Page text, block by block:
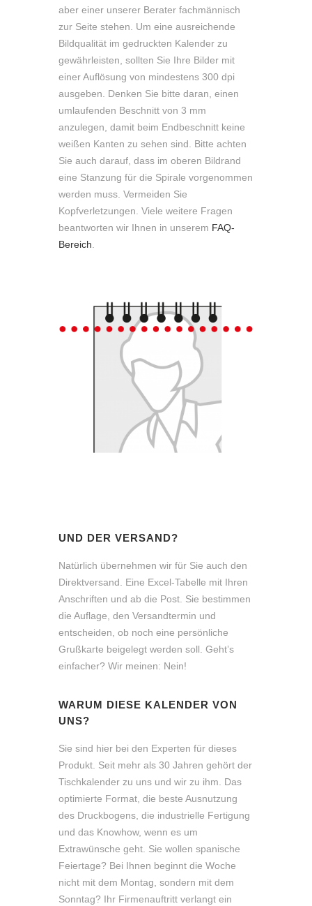
aber einer unserer Berater fachmännisch
zur Seite stehen. Um eine ausreichende
Bildqualität im gedruckten Kalender zu
gewährleisten, sollten Sie Ihre Bilder mit
einer Auflösung von mindestens 300 dpi
ausgeben. Denken Sie bitte daran, einen
umlaufenden Beschnitt von 3 mm
anzulegen, damit beim Endbeschnitt keine
weißen Kanten zu sehen sind. Bitte achten
Sie auch darauf, dass im oberen Bildrand
eine Stanzung für die Spirale vorgenommen
werden muss. Vermeiden Sie
Kopfverletzungen. Viele weitere Fragen
beantworten wir Ihnen in unserem FAQ-
Bereich
UND DER VERSAND?
Natürlich übernehmen wir für Sie auch den
Direktversand. Eine Excel-Tabelle mit Ihren
Anschriften und ab die Post. Sie bestimmen
die Auflage, den Versandtermin und
entscheiden, ob noch eine persönliche
Grußkarte beigelegt werden soll. Geht’s
einfacher? Wir meinen: Nein!
WARUM DIESE KALENDER VON
UNS?
Sie sind hier bei den Experten für dieses
Produkt. Seit mehr als 30 Jahren gehört der
Tischkalender zu uns und wir zu ihm. Das
optimierte Format, die beste Ausnutzung
des Druckbogens, die industrielle Fertigung
und das Knowhow, wenn es um
Extrawünsche geht. Sie wollen spanische
Feiertage? Bei Ihnen beginnt die Woche
nicht mit dem Montag, sondern mit dem
Sonntag? Ihr Firmenauftritt verlangt ein